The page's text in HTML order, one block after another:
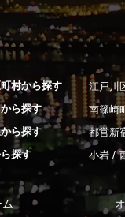
村から探す 江戸川
ら探す
南篠崎
ら探す
都営新
探す
小岩 /
ム